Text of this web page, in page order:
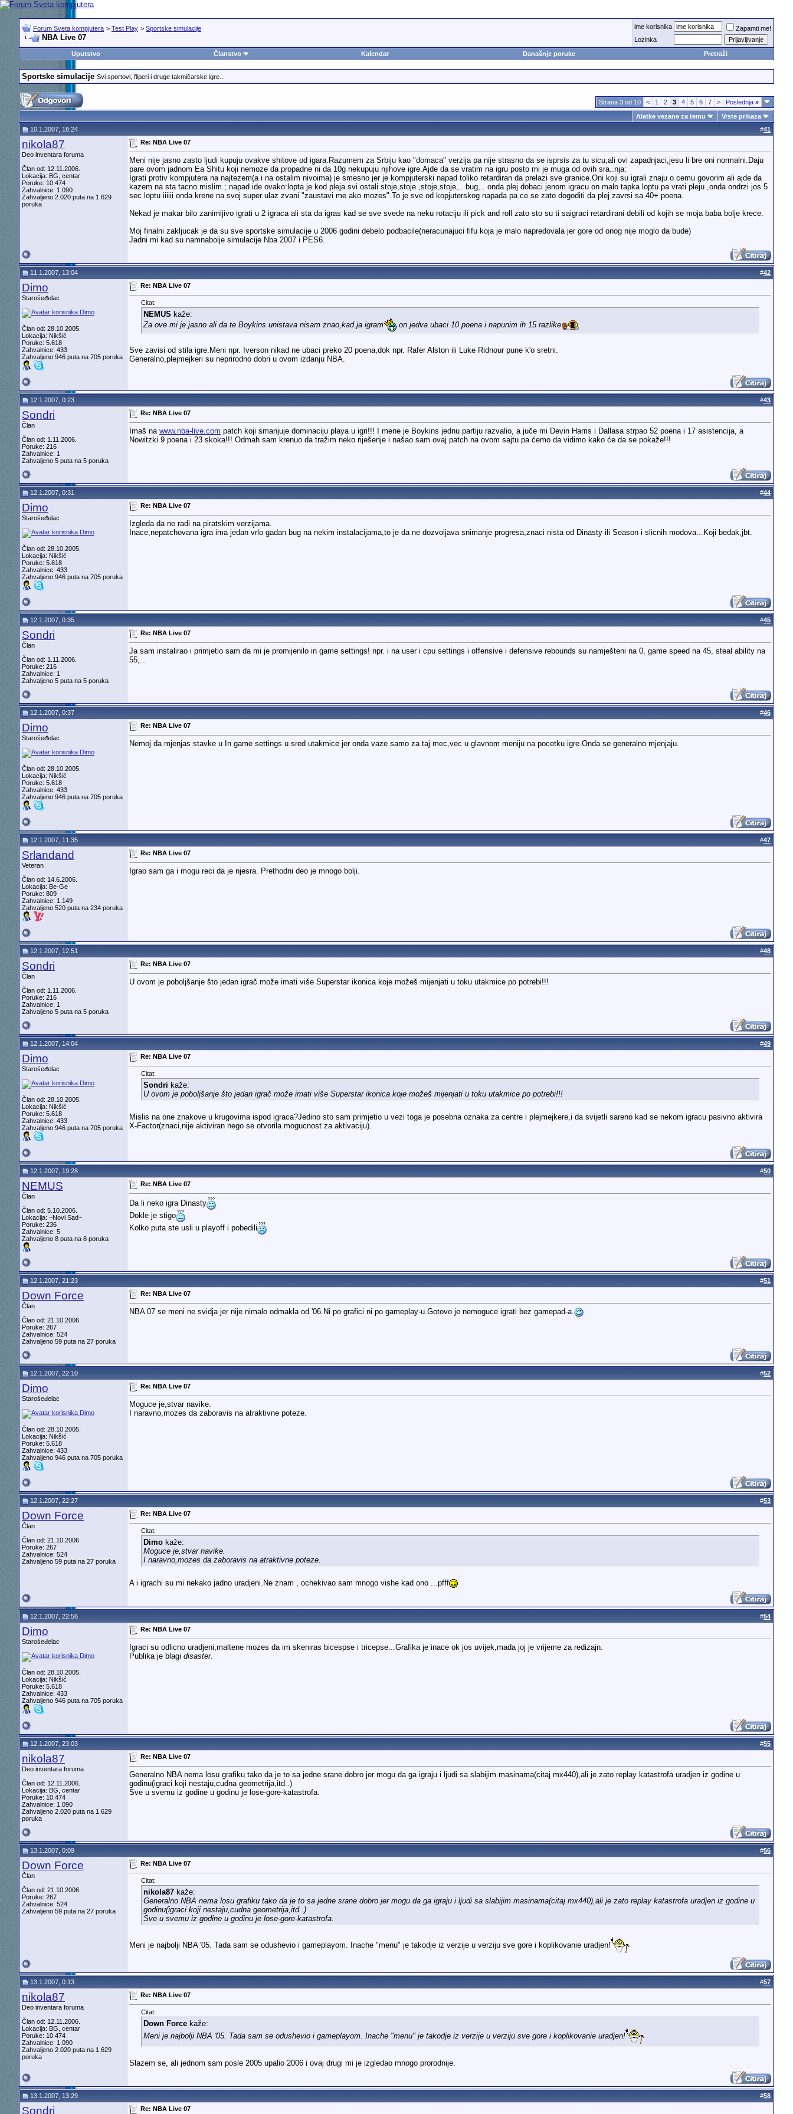
Forum Sveta kompjutera > Test Play > Sportske simulacije
NBA Live 07
ime korisnika
Zapamti me!
Lozinka
Uputstvo
Članstvo Kalendar Današnje poruke Pretraži
Sportske simulacije Svi sportovi, fliperi i druge takmičarske igre...
Strana 3 od 10 < 1 2 3 4 5 6 7 > Poslednja »
Alatke vezane za temu
Vrste prikaza
10.1.2007, 18:24
#41
nikola87
Deo inventara foruma
Član od: 12.11.2006.
Lokacija: BG, centar
Poruke: 10.474
Zahvalnice: 1.090
Zahvaljeno 2.020 puta na 1.629
poruka
Re: NBA Live 07
Meni nije jasno zasto ljudi kupuju ovakve shitove od igara.Razumem za Srbiju kao "domaca" verzija pa nije strasno da se isprsis za tu sicu,ali ovi zapadnjaci,jesu li bre oni normalni.Daju
pare ovom jadnom Ea Shitu koji nemoze da propadne ni da 10g nekupuju njihove igre.Ajde da se vratim na igru posto mi je muga od ovih sra..nja:
Igrati protiv kompjutera na najtezem(a i na ostalim nivoima) je smesno jer je kompjuterski napad toliko retardiran da prelazi sve granice.Oni koji su igrali znaju o cemu govorim ali ajde da
kazem na sta tacno mislim ; napad ide ovako:lopta je kod pleja svi ostali stoje,stoje ,stoje,stoje,...bug,.. onda plej dobaci jenom igracu on malo tapka loptu pa vrati pleju ,onda ondrzi jos 5
sec loptu iiiiii onda krene na svoj super ulaz zvani "zaustavi me ako mozes".To je sve od kopjuterskog napada pa ce se zato dogoditi da plej zavrsi sa 40+ poena.
Nekad je makar bilo zanimljivo igrati u 2 igraca ali sta da igras kad se sve svede na neku rotaciju ili pick and roll zato sto su ti saigraci retardirani debili od kojih se moja baba bolje krece.
Moj finalni zakljucak je da su sve sportske simulacije u 2006 godini debelo podbacile(neracunajuci fifu koja je malo napredovala jer gore od onog nije moglo da bude)
Jadni mi kad su namnabolje simulacije Nba 2007 i PES6.
11.1.2007, 13:04 #42
Dimo
Starośeđelac
Član od: 28.10.2005.
Lokacija: Nikšić
Poruke: 5.618
Zahvalnice: 433
Zahvaljeno 946 puta na 705 poruka
Re: NBA Live 07
Citat:
NEMUS kaže:
Za ove mi je jasno ali da te Boykins unistava nisam znao,kad ja igram
on jedva ubaci 10 poena i napunim ih 15 razlike
Sve zavisi od stila igre.Meni npr. Iverson nikad ne ubaci preko 20 poena,dok npr. Rafer Alston ili Luke Ridnour pune k'o sretni.
Generalno,plejmejkeri su neprirodno dobri u ovom izdanju NBA.
12.1.2007, 0:23 #43
Sondri
Član
Član od: 1.11.2006.
Poruke: 216
Zahvalnice: 1
Zahvaljeno 5 puta na 5 poruka
Re: NBA Live 07
Imaš na www.nba-live.com patch koji smanjuje dominaciju playa u igri!!! I mene je Boykins jednu partiju razvalio, a juče mi Devin Harris i Dallasa strpao 52 poena i 17 asistencija, a
Nowitzki 9 poena i 23 skoka!!! Odmah sam krenuo da tražim neko riješenje i našao sam ovaj patch na ovom sajtu pa ćemo da vidimo kako će da se pokaže!!!
12.1.2007, 0:31 #44
Dimo
Starośeđelac
Član od: 28.10.2005.
Lokacija: Nikšić
Poruke: 5.618
Zahvalnice: 433
Zahvaljeno 946 puta na 705 poruka
Re: NBA Live 07
Izgleda da ne radi na piratskim verzijama.
Inace,nepatchovana igra ima jedan vrlo gadan bug na nekim instalacijama,to je da ne dozvoljava snimanje progresa,znaci nista od Dinasty ili Season i slicnih modova...Koji bedak,jbt.
12.1.2007, 0:35 #45
Sondri
Član
Član od: 1.11.2006.
Poruke: 216
Zahvalnice: 1
Zahvaljeno 5 puta na 5 poruka
Re: NBA Live 07
Ja sam instalirao i primjetio sam da mi je promijenilo in game settings! npr. i na user i cpu settings i offensive i defensive rebounds su namješteni na 0, game speed na 45, steal ability na
55,...
12.1.2007, 0:37 #46
Dimo
Starośeđelac
Član od: 28.10.2005.
Lokacija: Nikšić
Poruke: 5.618
Zahvalnice: 433
Zahvaljeno 946 puta na 705 poruka
Re: NBA Live 07
Nemoj da mjenjas stavke u In game settings u sred utakmice jer onda vaze samo za taj mec,vec u glavnom meniju na pocetku igre.Onda se generalno mjenjaju.
12.1.2007, 11:35 #47
Srlandand
Veteran
Član od: 14.6.2006.
Lokacija: Be-Ge
Poruke: 809
Zahvalnice: 1.149
Zahvaljeno 520 puta na 234 poruka
Re: NBA Live 07
Igrao sam ga i mogu reci da je njesra. Prethodni deo je mnogo bolji.
12.1.2007, 12:51 #48
Sondri
Član
Član od: 1.11.2006.
Poruke: 216
Zahvalnice: 1
Zahvaljeno 5 puta na 5 poruka
Re: NBA Live 07
U ovom je poboljšanje što jedan igrač može imati više Superstar ikonica koje možeš mijenjati u toku utakmice po potrebi!!!
12.1.2007, 14:04 #49
Dimo
Starośeđelac
Član od: 28.10.2005.
Lokacija: Nikšić
Poruke: 5.618
Zahvalnice: 433
Zahvaljeno 946 puta na 705 poruka
Re: NBA Live 07
Citat:
Sondri kaže:
U ovom je poboljšanje što jedan igrač može imati više Superstar ikonica koje možeš mijenjati u toku utakmice po potrebi!!!
Mislis na one znakove u krugovima ispod igraca?Jedino sto sam primjetio u vezi toga je posebna oznaka za centre i plejmejkere,i da svijetli sareno kad se nekom igracu pasivno aktivira
X-Factor(znaci,nije aktiviran nego se otvorila mogucnost za aktivaciju).
12.1.2007, 19:28 #50
NEMUS
Član
Član od: 5.10.2006.
Lokacija: ~Novi Sad~
Poruke: 236
Zahvalnice: 5
Zahvaljeno 8 puta na 8 poruka
Re: NBA Live 07
Da li neko igra Dinasty
Dokle je stigo
Kolko puta ste usli u playoff i pobedili
12.1.2007, 21:23 #51
Down Force
Član
Član od: 21.10.2006.
Poruke: 267
Zahvalnice: 524
Zahvaljeno 59 puta na 27 poruka
Re: NBA Live 07
NBA 07 se meni ne svidja jer nije nimalo odmakla od '06.Ni po grafici ni po gameplay-u.Gotovo je nemoguce igrati bez gamepad-a.
12.1.2007, 22:10 #52
Dimo
Starośeđelac
Član od: 28.10.2005.
Lokacija: Nikšić
Poruke: 5.618
Zahvalnice: 433
Zahvaljeno 946 puta na 705 poruka
Re: NBA Live 07
Moguce je,stvar navike.
I naravno,mozes da zaboravis na atraktivne poteze.
12.1.2007, 22:27 #53
Down Force
Član
Član od: 21.10.2006.
Poruke: 267
Zahvalnice: 524
Zahvaljeno 59 puta na 27 poruka
Re: NBA Live 07
Citat:
Dimokaže:
Moguce je,stvar navike.
I naravno,mozes da zaboravis na atraktivne poteze.
A i igrachi su mi nekako jadno uradjeni.Ne znam , ochekivao sam mnogo vishe kad ono ...pfff
12.1.2007, 22:56 #54
Dimo
Starośeđelac
Član od: 28.10.2005.
Lokacija: Nikšić
Poruke: 5.618
Zahvalnice: 433
Zahvaljeno 946 puta na 705 poruka
Re: NBA Live 07
Igraci su odlicno uradjeni,maltene mozes da im skeniras bicespse i tricepse...Grafika je inace ok jos uvijek,mada joj je vrijeme za redizajn.
Publika je blagi disaster.
12.1.2007, 23:03 #55
nikola87
Deo inventara foruma
Član od: 12.11.2006.
Lokacija: BG, centar
Poruke: 10.474
Zahvalnice: 1.090
Zahvaljeno 2.020 puta na 1.629
poruka
Re: NBA Live 07
Generalno NBA nema losu grafiku tako da je to sa jedne srane dobro jer mogu da ga igraju i ljudi sa slabijim masinama(citaj mx440),ali je zato replay katastrofa uradjen iz godine u
godinu(igraci koji nestaju,cudna geometrija,itd..)
Sve u svemu iz godine u godinu je lose-gore-katastrofa.
13.1.2007, 0:09 #56
Down Force
Član
Član od: 21.10.2006.
Poruke: 267
Zahvalnice: 524
Zahvaljeno 59 puta na 27 poruka
Re: NBA Live 07
Citat:
nikola87kaže:
Generalno NBA nema losu grafiku tako da je to sa jedne srane dobro jer mogu da ga igraju i ljudi sa slabijim masinama(citaj mx440),ali je zato replay katastrofa uradjen iz godine u
godinu(igraci koji nestaju,cudna geometrija,itd..)
Sve u svemu iz godine u godinu je lose-gore-katastrofa.
Meni je najbolji NBA '05. Tada sam se odushevio i gameplayom. Inache "menu" je takodje iz verzije u verziju sve gore i koplikovanie uradjen!
13.1.2007, 0:13 #57
nikola87
Deo inventara foruma
Član od: 12.11.2006.
Lokacija: BG, centar
Poruke: 10.474
Zahvalnice: 1.090
Zahvaljeno 2.020 puta na 1.629
poruka
Re: NBA Live 07
Citat:
Down Forcekaže:
Meni je najbolji NBA '05. Tada sam se odushevio i gameplayom. Inache "menu" je takodje iz verzije u verziju sve gore i koplikovanie uradjen!
Slazem se, ali jednom sam posle 2005 upalio 2006 i ovaj drugi mi je izgledao mnogo prorodnije.
13.1.2007, 13:29 #58
Sondri Re: NBA Live 07